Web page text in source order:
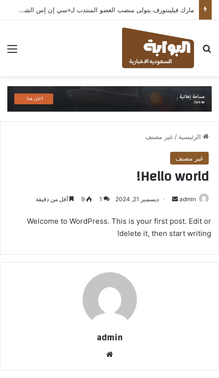
مارك فيلينتورف يتولى منصب العضو المنتدب لـ«سي إن إس الشرق الأوسط» ويشرف على شركات قطاع التكنولوجيا ضمن مجموعة غباش
بحث عن
الرئيسية / غير مصنف
غير مصنف
Hello world!
admin
أرسل
إلكترونيا
ديسمبر 21, 2024 1
9 أقل من دقيقة
Welcome to WordPress. This is your first post. Edit or
delete it, then start writing!
admin